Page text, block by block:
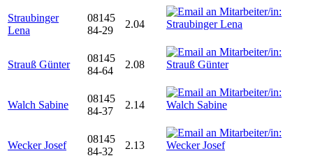
Straubinger
Lena
08145
84-29
2.04
Strauß Günter
08145
84-64
2.08
Walch Sabine
08145
84-37
2.14
Wecker Josef
08145
84-32
2.13